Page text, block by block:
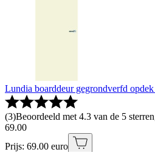
Lundia boarddeur gegrondverfd
(3)Beoordeeld met 4.3 van de 5
69.00
Prijs: 69.00 euro